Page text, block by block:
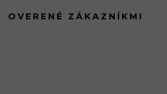
OVERENÉ ZÁKAZNÍKMI